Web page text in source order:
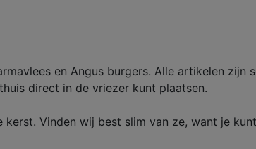
en Angus burgers. Alle artikelen zijn
direct in de vriezer kunt plaatsen.
Vinden wij best slim van ze, want je